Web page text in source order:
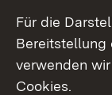
Für die
Bereitstellung
verwenden
Cookies.